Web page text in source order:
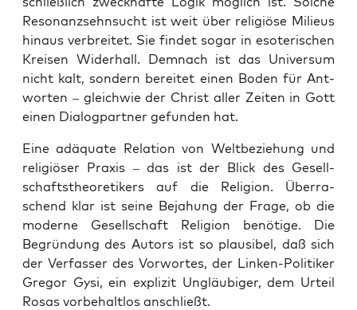
Reso­nanz­sehn­sucht ist weit über reli­giö­se Milieus
hin­aus ver­brei­tet. Sie fin­det sogar in eso­te­ri­schen
Krei­sen Wider­hall. Dem­nach ist das Uni­ver­sum
nicht kalt, son­dern berei­tet einen Boden für Ant­
wor­ten – gleich­wie der Christ aller Zei­ten in Gott
einen Dia­log­part­ner gefun­den hat.
Eine adäqua­te Rela­ti­on von Welt­be­zie­hung und
reli­giö­ser Pra­xis – das ist der Blick des Gesell­
schafts­theo­re­ti­kers auf die Reli­gi­on. Über­ra­
schend klar ist sei­ne Beja­hung der Fra­ge, ob die
moder­ne Gesell­schaft Reli­gi­on benö­ti­ge. Die
Begrün­dung des Autors ist so plau­si­bel, daß sich
der Ver­fas­ser des Vor­wor­tes, der Lin­ken-Poli­ti­ker
Gre­gor Gysi, ein expli­zit Ungläu­bi­ger, dem Urteil
Rosas vor­be­halt­los anschließt.